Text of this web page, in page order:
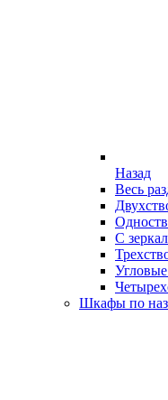
Назад
Весь
С
Шкафы по